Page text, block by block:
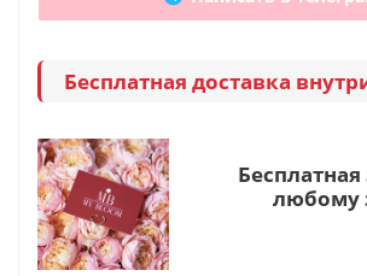
Бесплатная доставка
любому